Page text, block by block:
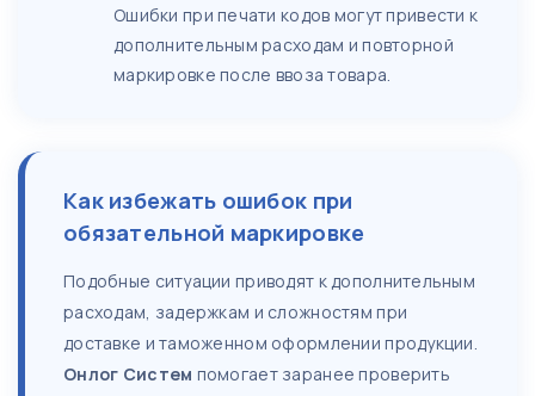
Ошибки при печати кодов могут привести к
дополнительным расходам и повторной
маркировке после ввоза товара.
Как избежать ошибок при
обязательной маркировке
Подобные ситуации приводят к дополнительным
расходам, задержкам и сложностям при
доставке и таможенном оформлении продукции.
Онлог Систем помогает заранее проверить